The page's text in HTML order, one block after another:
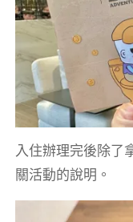
入住辦理完後除了
關活動的說明。